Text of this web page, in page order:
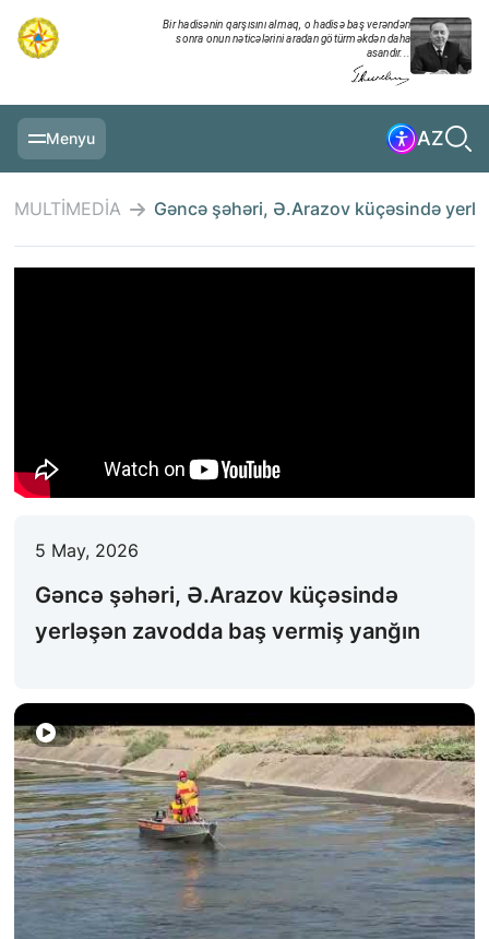
Bir hadisənin qarşısını almaq, o hadisə baş verəndən
sonra onun nəticələrini aradan götürməkdən daha
asandır...
Menyu AZ
NAZIRLIK
QANUNVERICILIK
STATISTIKA
E-Xidmət
MULTİMEDİA Gəncə şəhəri, Ə.Arazov küçəsində
5 May, 2026
Gəncə şəhəri, Ə.Arazov küçəsində
yerləşən zavodda baş vermiş yanğın